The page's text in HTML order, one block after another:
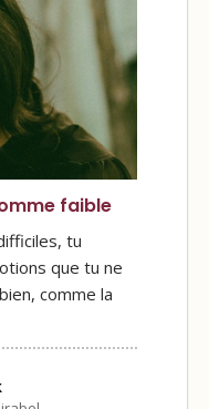
faible
tu
que tu ne
comme la